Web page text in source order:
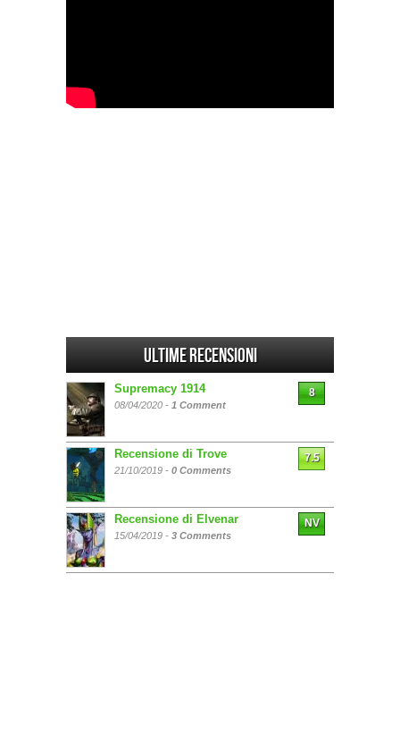
Ultime Recensioni
Supremacy 1914
08/04/2020 - 1 Comment
8
Recensione di Trove
21/10/2019 - 0 Comments
7.5
Recensione di Elvenar
15/04/2019 - 3 Comments
NV